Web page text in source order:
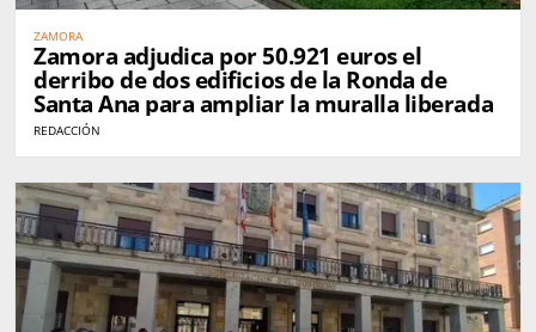
ZAMORA
Zamora adjudica por 50.921 euros el
derribo de dos edificios de la Ronda de
Santa Ana para ampliar la muralla liberada
REDACCIÓN